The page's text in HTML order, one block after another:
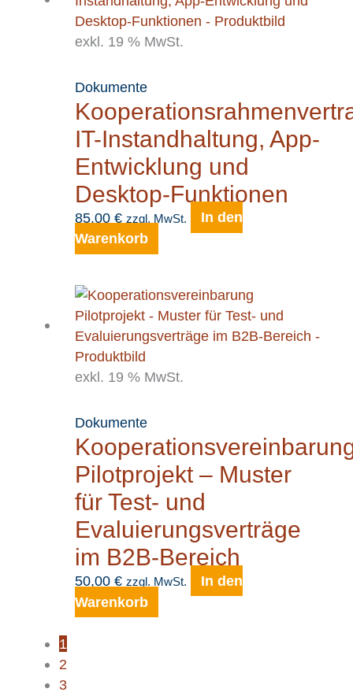
exkl. 19 % MwSt.
Dokumente
IT-Instandhaltung, App-
Entwicklung und
Desktop-Funktionen
85,00 € zzgl. MwSt.
In den
Warenkorb
exkl. 19 % MwSt.
Dokumente
Pilotprojekt – Muster
für Test- und
Evaluierungsverträge
im B2B-Bereich
50,00 € zzgl. MwSt.
In den
Warenkorb
1
2
3